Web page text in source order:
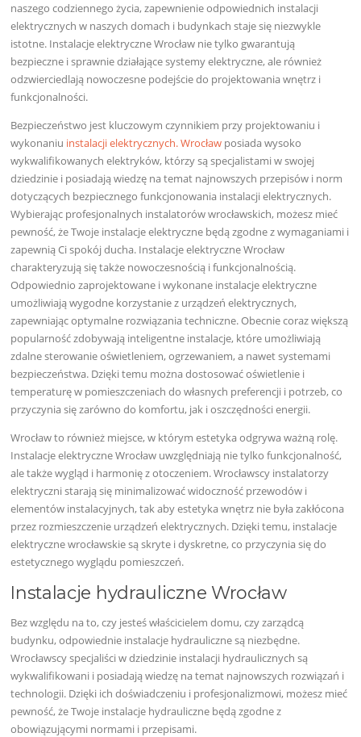
naszego codziennego życia, zapewnienie odpowiednich instalacji
elektrycznych w naszych domach i budynkach staje się niezwykle
istotne. Instalacje elektryczne Wrocław nie tylko gwarantują
bezpieczne i sprawnie działające systemy elektryczne, ale również
odzwierciedlają nowoczesne podejście do projektowania wnętrz i
funkcjonalności.
Bezpieczeństwo jest kluczowym czynnikiem przy projektowaniu i
wykonaniu instalacji elektrycznych. Wrocław posiada wysoko
wykwalifikowanych elektryków, którzy są specjalistami w swojej
dziedzinie i posiadają wiedzę na temat najnowszych przepisów i norm
dotyczących bezpiecznego funkcjonowania instalacji elektrycznych.
Wybierając profesjonalnych instalatorów wrocławskich, możesz mieć
pewność, że Twoje instalacje elektryczne będą zgodne z wymaganiami i
zapewnią Ci spokój ducha. Instalacje elektryczne Wrocław
charakteryzują się także nowoczesnością i funkcjonalnością.
Odpowiednio zaprojektowane i wykonane instalacje elektryczne
umożliwiają wygodne korzystanie z urządzeń elektrycznych,
zapewniając optymalne rozwiązania techniczne. Obecnie coraz większą
popularność zdobywają inteligentne instalacje, które umożliwiają
zdalne sterowanie oświetleniem, ogrzewaniem, a nawet systemami
bezpieczeństwa. Dzięki temu można dostosować oświetlenie i
temperaturę w pomieszczeniach do własnych preferencji i potrzeb, co
przyczynia się zarówno do komfortu, jak i oszczędności energii.
Wrocław to również miejsce, w którym estetyka odgrywa ważną rolę.
Instalacje elektryczne Wrocław uwzględniają nie tylko funkcjonalność,
ale także wygląd i harmonię z otoczeniem. Wrocławscy instalatorzy
elektryczni starają się minimalizować widoczność przewodów i
elementów instalacyjnych, tak aby estetyka wnętrz nie była zakłócona
przez rozmieszczenie urządzeń elektrycznych. Dzięki temu, instalacje
elektryczne wrocławskie są skryte i dyskretne, co przyczynia się do
estetycznego wyglądu pomieszczeń.
Instalacje hydrauliczne Wrocław
Bez względu na to, czy jesteś właścicielem domu, czy zarządcą
budynku, odpowiednie instalacje hydrauliczne są niezbędne.
Wrocławscy specjaliści w dziedzinie instalacji hydraulicznych są
wykwalifikowani i posiadają wiedzę na temat najnowszych rozwiązań i
technologii. Dzięki ich doświadczeniu i profesjonalizmowi, możesz mieć
pewność, że Twoje instalacje hydrauliczne będą zgodne z
obowiązującymi normami i przepisami.